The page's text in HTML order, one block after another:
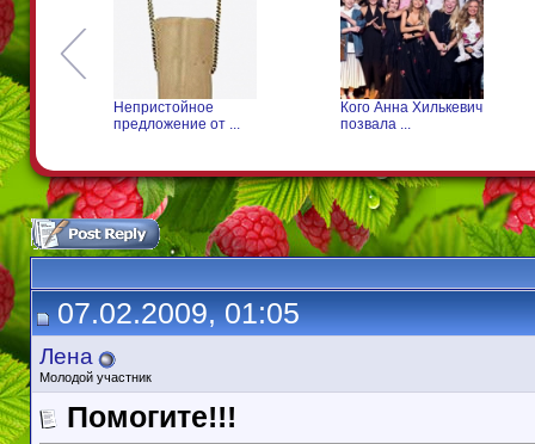
Непристойное
предложение от ...
Кого Анна Хилькевич
позвала ...
07.02.2009, 01:05
Лена
Молодой участник
Помогите!!!